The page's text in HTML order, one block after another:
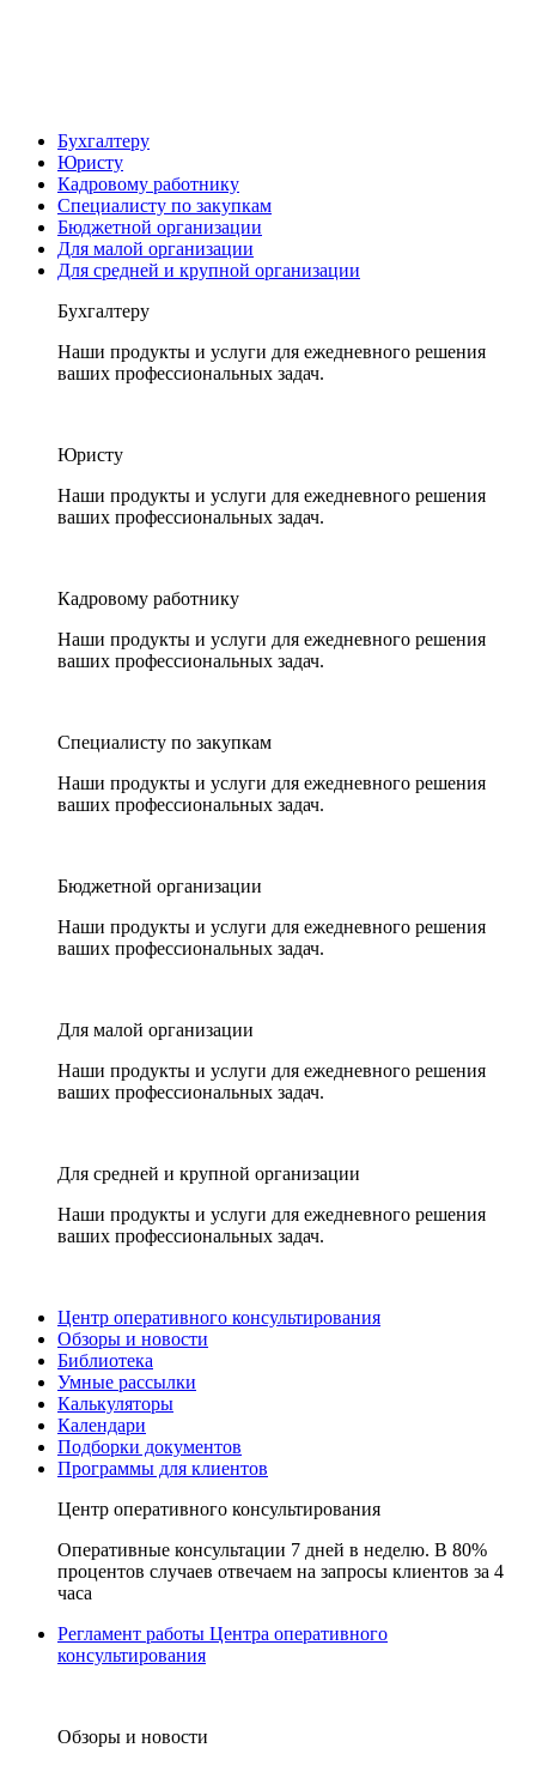
Бухгалтеру
Юристу
Кадровому работнику
Специалисту по закупкам
Бюджетной организации
Для малой организации
Для средней и крупной организации
Бухгалтеру
Наши продукты и услуги для ежедневного решения
ваших профессиональных задач.
Юристу
Наши продукты и услуги для ежедневного решения
ваших профессиональных задач.
Кадровому работнику
Наши продукты и услуги для ежедневного решения
ваших профессиональных задач.
Специалисту по закупкам
Наши продукты и услуги для ежедневного решения
ваших профессиональных задач.
Бюджетной организации
Наши продукты и услуги для ежедневного решения
ваших профессиональных задач.
Для малой организации
Наши продукты и услуги для ежедневного решения
ваших профессиональных задач.
Для средней и крупной организации
Наши продукты и услуги для ежедневного решения
ваших профессиональных задач.
Центр оперативного консультирования
Обзоры и новости
Библиотека
Умные рассылки
Калькуляторы
Календари
Подборки документов
Программы для клиентов
Центр оперативного консультирования
Оперативные консультации 7 дней в неделю. В 80%
процентов случаев отвечаем на запросы клиентов за 4
часа
Регламент работы Центра оперативного
консультирования
Обзоры и новости